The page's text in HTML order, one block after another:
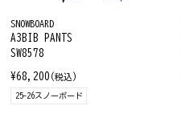
SNOWBOARD
A3BIB PANTS
SW8578
¥68,200 (税込)
25-26スノーボード